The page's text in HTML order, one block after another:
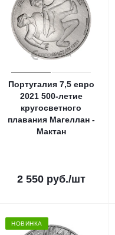
Португалия 7,5 евро
2021 500-летие
кругосветного
плавания Магеллан -
Мактан
2 550руб./шт
НОВИНКА